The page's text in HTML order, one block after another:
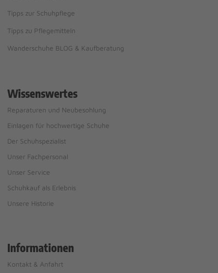
Tipps zur Schuhpflege
Tipps zu Pflegemitteln
Wanderschuhe BLOG & Kaufberatung
Wissenswertes
Reparaturen und Neubesohlung
Einlagen für hochwertige Schuhe
Der Schuhspezialist
Unser Fachpersonal
Unser Service
Schuhkauf als Erlebnis
Unsere Historie
Informationen
Kontakt & Anfahrt